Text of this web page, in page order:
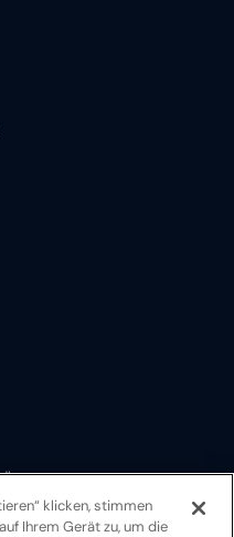
klicken, stimmen
Ihrem Gerät zu, um die